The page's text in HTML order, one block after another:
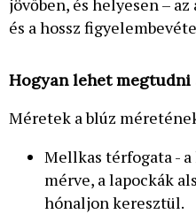
jövőben, és helyesen – az
és a hossz
Hogyan lehet megtudni
Méretek a blúz
Mellkas térfogata -
mérve, a lapockák
hónaljon keresztül.